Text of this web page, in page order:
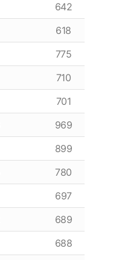
642
618
775
710
701
969
899
780
697
689
688